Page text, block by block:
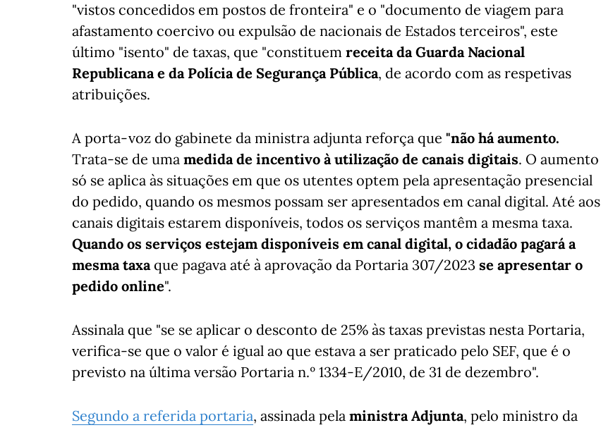
"vistos concedidos em postos de fronteira" e o "documento de viagem para
afastamento coercivo ou expulsão de nacionais de Estados terceiros", este
último "isento" de taxas, que "constituem receita da Guarda Nacional
Republicana e da Polícia de Segurança Pública, de acordo com as respetivas
atribuições.
A porta-voz do gabinete da ministra adjunta reforça que "não há aumento.
Trata-se de uma medida de incentivo à utilização de canais digitais. O aumento
só se aplica às situações em que os utentes optem pela apresentação presencial
do pedido, quando os mesmos possam ser apresentados em canal digital. Até aos
canais digitais estarem disponíveis, todos os serviços mantêm a mesma taxa.
Quando os serviços estejam disponíveis em canal digital, o cidadão pagará a
mesma taxaque pagava até à aprovação da Portaria 307/2023 se apresentar o
pedido online".
Assinala que "se se aplicar o desconto de 25% às taxas previstas nesta Portaria,
verifica-se que o valor é igual ao que estava a ser praticado pelo SEF, que é o
previsto na última versão Portaria n.º 1334-E/2010, de 31 de dezembro".
Segundo a referida portaria, assinada pela ministra Adjunta, pelo ministro da